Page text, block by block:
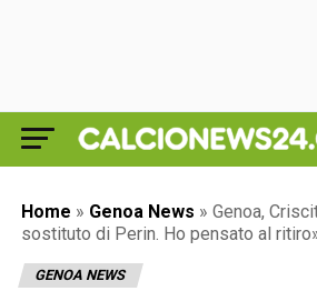
Home » Genoa News » Genoa,
sostituto di Perin. Ho pensato al
GENOA NEWS